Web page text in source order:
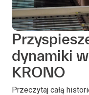
dynamiki
KRONO
Przeczytaj całą